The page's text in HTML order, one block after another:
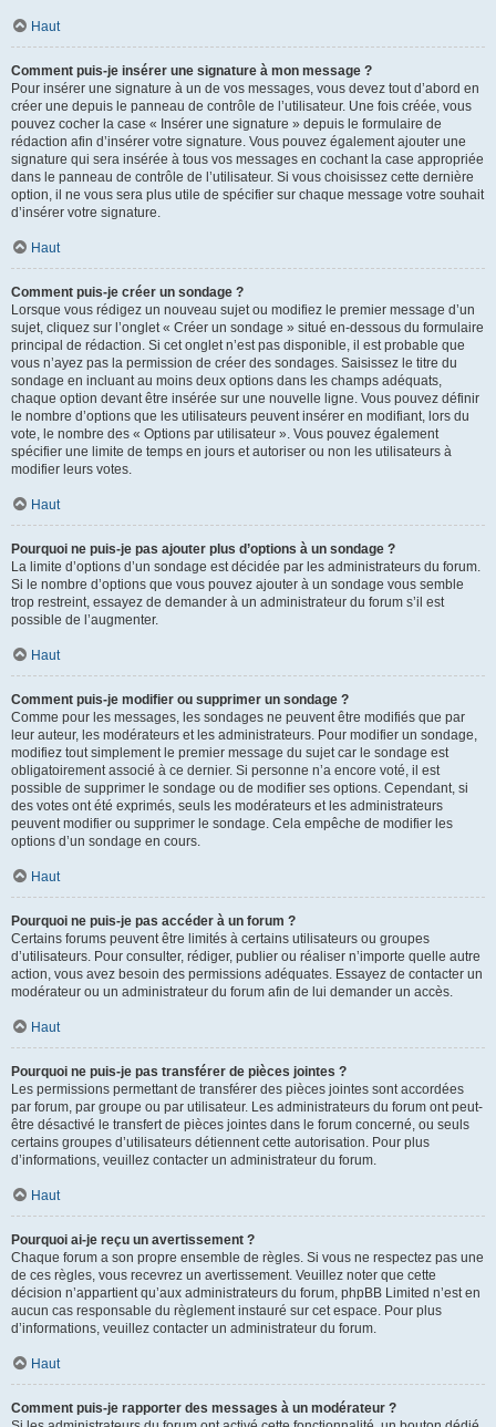
Haut
Comment puis-je insérer une signature à mon message ?
Pour insérer une signature à un de vos messages, vous devez tout d’abord en
créer une depuis le panneau de contrôle de l’utilisateur. Une fois créée, vous
pouvez cocher la case « Insérer une signature » depuis le formulaire de
rédaction afin d’insérer votre signature. Vous pouvez également ajouter une
signature qui sera insérée à tous vos messages en cochant la case appropriée
dans le panneau de contrôle de l’utilisateur. Si vous choisissez cette dernière
option, il ne vous sera plus utile de spécifier sur chaque message votre souhait
d’insérer votre signature.
Haut
Comment puis-je créer un sondage ?
Lorsque vous rédigez un nouveau sujet ou modifiez le premier message d’un
sujet, cliquez sur l’onglet « Créer un sondage » situé en-dessous du formulaire
principal de rédaction. Si cet onglet n’est pas disponible, il est probable que
vous n’ayez pas la permission de créer des sondages. Saisissez le titre du
sondage en incluant au moins deux options dans les champs adéquats,
chaque option devant être insérée sur une nouvelle ligne. Vous pouvez définir
le nombre d’options que les utilisateurs peuvent insérer en modifiant, lors du
vote, le nombre des « Options par utilisateur ». Vous pouvez également
spécifier une limite de temps en jours et autoriser ou non les utilisateurs à
modifier leurs votes.
Haut
Pourquoi ne puis-je pas ajouter plus d’options à un sondage ?
La limite d’options d’un sondage est décidée par les administrateurs du forum.
Si le nombre d’options que vous pouvez ajouter à un sondage vous semble
trop restreint, essayez de demander à un administrateur du forum s’il est
possible de l’augmenter.
Haut
Comment puis-je modifier ou supprimer un sondage ?
Comme pour les messages, les sondages ne peuvent être modifiés que par
leur auteur, les modérateurs et les administrateurs. Pour modifier un sondage,
modifiez tout simplement le premier message du sujet car le sondage est
obligatoirement associé à ce dernier. Si personne n’a encore voté, il est
possible de supprimer le sondage ou de modifier ses options. Cependant, si
des votes ont été exprimés, seuls les modérateurs et les administrateurs
peuvent modifier ou supprimer le sondage. Cela empêche de modifier les
options d’un sondage en cours.
Haut
Pourquoi ne puis-je pas accéder à un forum ?
Certains forums peuvent être limités à certains utilisateurs ou groupes
d’utilisateurs. Pour consulter, rédiger, publier ou réaliser n’importe quelle autre
action, vous avez besoin des permissions adéquates. Essayez de contacter un
modérateur ou un administrateur du forum afin de lui demander un accès.
Haut
Pourquoi ne puis-je pas transférer de pièces jointes ?
Les permissions permettant de transférer des pièces jointes sont accordées
par forum, par groupe ou par utilisateur. Les administrateurs du forum ont peut-
être désactivé le transfert de pièces jointes dans le forum concerné, ou seuls
certains groupes d’utilisateurs détiennent cette autorisation. Pour plus
d’informations, veuillez contacter un administrateur du forum.
Haut
Pourquoi ai-je reçu un avertissement ?
Chaque forum a son propre ensemble de règles. Si vous ne respectez pas une
de ces règles, vous recevrez un avertissement. Veuillez noter que cette
décision n’appartient qu’aux administrateurs du forum, phpBB Limited n’est en
aucun cas responsable du règlement instauré sur cet espace. Pour plus
d’informations, veuillez contacter un administrateur du forum.
Haut
Comment puis-je rapporter des messages à un modérateur ?